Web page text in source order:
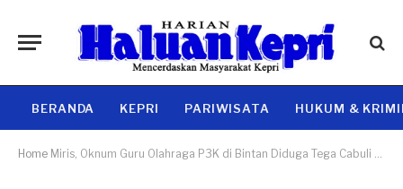
BERANDA KEPRI PARIWISATA HUKUM &
Home Miris, Oknum Guru Olahraga P3K di Bintan Diduga Tega Cabuli Siswinya di Rumah Kontrakan